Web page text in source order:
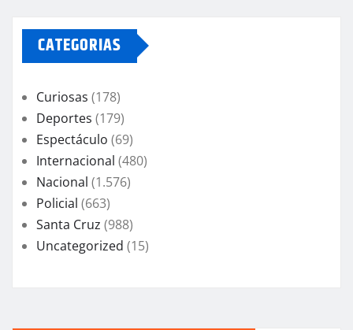
CATEGORIAS
Curiosas (178)
Deportes (179)
Espectáculo (69)
Internacional (480)
Nacional (1.576)
Policial (663)
Santa Cruz (988)
Uncategorized (15)